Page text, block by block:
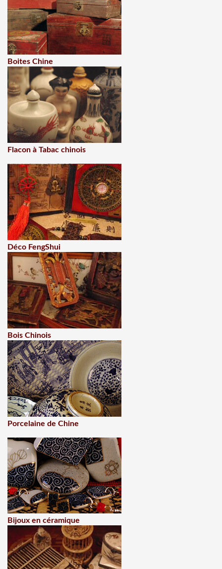
Boites Chine
Flacon à Tabac chinois
Déco FengShui
Bois Chinois
Porcelaine de Chine
Bijoux en céramique